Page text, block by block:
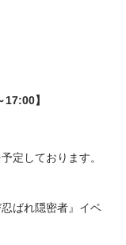
】
定しております。
ばれ隠密者』イベ